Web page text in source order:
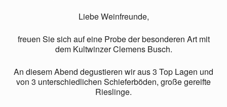
Liebe Weinfreunde,
freuen Sie sich auf eine Probe der besonderen Artmit
dem Kultwinzer Clemens Busch.
An diesem Abend degustieren wir aus 3 Top Lagen und
von 3 unterschiedlichen Schieferböden, große gereifte
Rieslinge.